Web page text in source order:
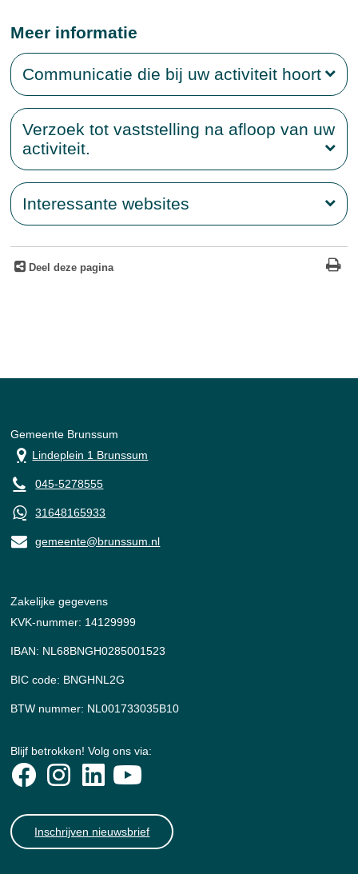
Meer informatie
Communicatie die bij uw activiteit hoort
Verzoek tot vaststelling na afloop van uw
activiteit.
Interessante websites
Deel deze pagina
Gemeente Brunssum
Lindeplein 1 Brunssum
045-5278555
31648165933
gemeente@brunssum.nl
Zakelijke gegevens
KVK-nummer: 14129999
IBAN: NL68BNGH0285001523
BIC code: BNGHNL2G
BTW nummer: NL001733035B10
Blijf betrokken! Volg ons via:
Inschrijven nieuwsbrief